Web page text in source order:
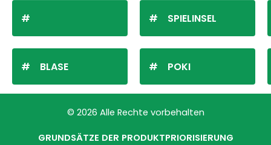
BLASE
SPIELINSEL
POKI
© 2026 Alle Rechte vorbehalten
GRUNDSÄTZE DER PRODUKTPRIORISIERUNG